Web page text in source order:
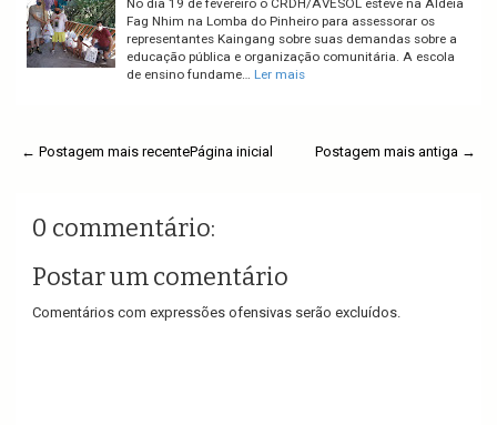
No dia 19 de fevereiro o CRDH/AVESOL esteve na Aldeia
Fag Nhim na Lomba do Pinheiro para assessorar os
representantes Kaingang sobre suas demandas sobre a
educação pública e organização comunitária. A escola
de ensino fundame… Ler mais
← Postagem mais recente Postagem mais antiga →
Página inicial
0 commentário:
Postar um comentário
Comentários com expressões ofensivas serão excluídos.